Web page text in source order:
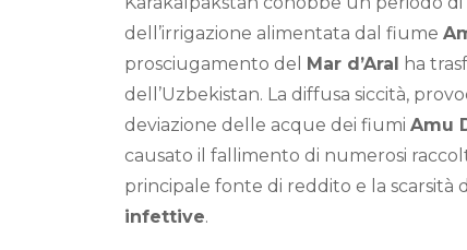
dell’irrigazione alimentata dal fiume
prosciugamento del
Mar d’Aral
ha
dell’Uzbekistan. La diffusa siccità,
deviazione delle acque dei fiumi Amu
causato il fallimento di numerosi
principale fonte di reddito e la scarsità
infettive.